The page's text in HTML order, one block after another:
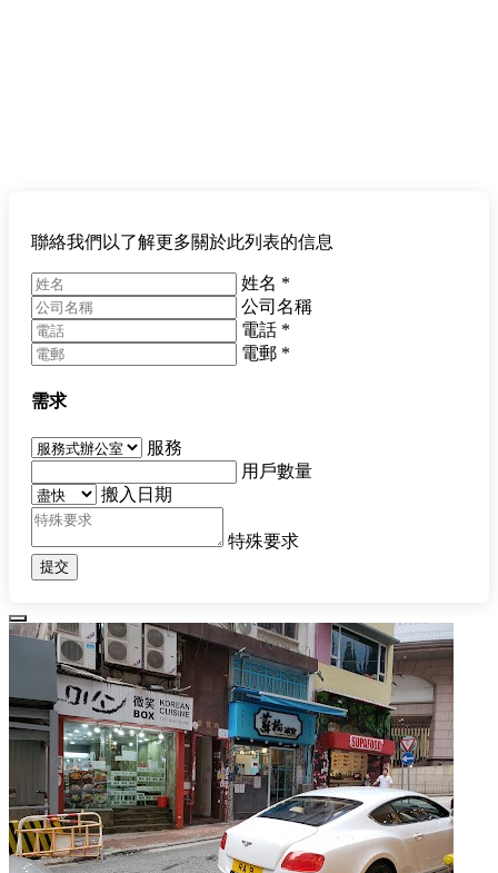
聯絡我們以了解更多關於此列表的信息
姓名 *
公司名稱
電話 *
電郵 *
需求
服務
用戶數量
搬入日期
特殊要求
提交